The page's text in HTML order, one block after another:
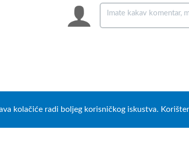
kolačiće radi boljeg korisničkog iskustva.